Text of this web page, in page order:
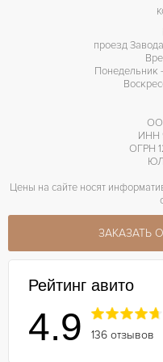
проезд
Понедельник
ИНН
ОГРН
Цены на сайте носят
ЗАКАЗАТЬ
Рейтинг авито
4.9 136 отзывов